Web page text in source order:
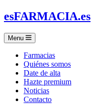
esFARMACIA.es
Menu
Farmacias
Quiénes somos
Date de alta
Hazte premium
Noticias
Contacto